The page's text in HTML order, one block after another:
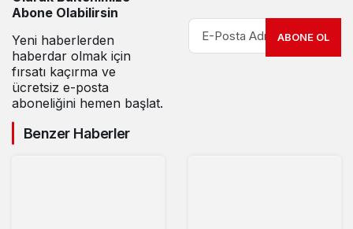
Abone Olabilirsin
Yeni haberlerden
haberdar olmak için
fırsatı kaçırma ve
ücretsiz e-posta
aboneliğini hemen başlat.
ABONE OL
Benzer Haberler